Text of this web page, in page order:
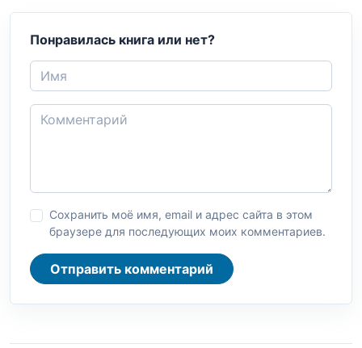
Понравилась книга или нет?
Сохранить моё имя, email и адрес сайта в этом
браузере для последующих моих комментариев.
Отправить комментарий